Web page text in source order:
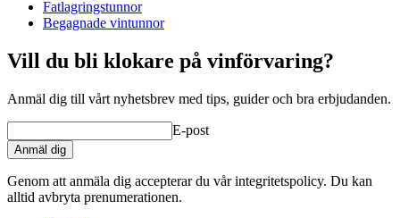
Tunnöppning: 50 mm
Vikt: 60 kg
tillbehör tunnor / relaterade produkter.
Fatlagringstunnor
Begagnade vintunnor
Vill du bli klokare på vinförvaring?
Anmäl dig till vårt nyhetsbrev med tips, guider och bra erbjudanden.
E-post
Anmäl dig
Genom att anmäla dig accepterar du vår integritetspolicy. Du kan
alltid avbryta prenumerationen.